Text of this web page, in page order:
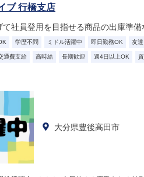
ブ 行橋支店
て社員登用を目指せる商品の出庫準
学歴不問 ミドル活躍中 即日勤務OK 友
通費支給 高時給 長期歓迎 週4日以上OK
大分県豊後高田市